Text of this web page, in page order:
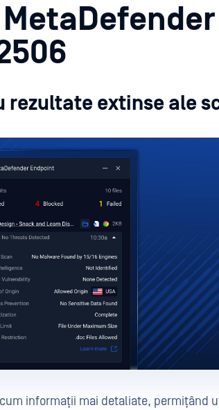
extinse ale
informații mai detaliate, permițând